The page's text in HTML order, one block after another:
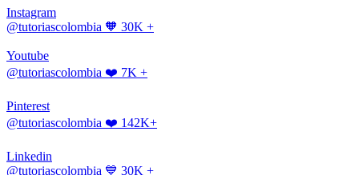
Instagram
@tutoriascolombia 🧡 30K +
Youtube
@tutoriascolombia ❤️ 7K +
Pinterest
@tutoriascolombia ❤️ 142K+
Linkedin
@tutoriascolombia 💙 30K +